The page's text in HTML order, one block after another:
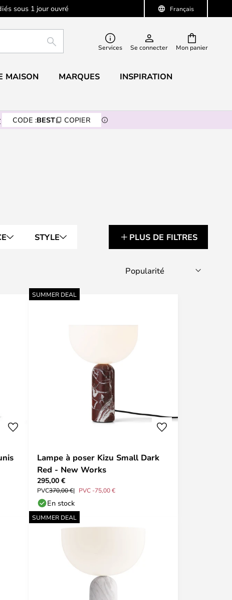
Français
sous 1 jour ouvré
Mon panier
RECHERCHERServices Se connecter
MAISON MARQUES INSPIRATION
CODE :BEST COPIER
STYLE PLUS DE FILTRES
SUMMER DEAL
Lampe à poser Kizu Small Dark
Red - New Works
295,00 €
PVC370,00 € PVC -75,00 €
En stock
SUMMER DEAL